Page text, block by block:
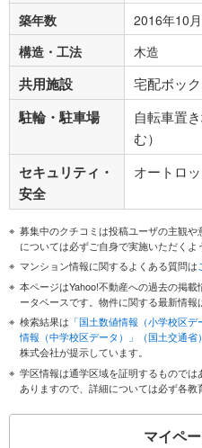
築年数
2016年10
構造・工法
木造
共用施設 宅配ボッ
駐輪・駐車場
自転車置
む）
セキュリティ・
安全
オートロ
募集中のクチコミは投稿ユーザの主観
については必ずご自身で実施いただくよ
マンション情報に関するよくある質問は
本ページはYahoo!不動産への過去の掲
ータベースです。物件に関する最新情報
検索結果は 「国土数値情報（小学校区デ
情報（中学校区データ）」（国土交通省）
株式会社が提示しています。
学区情報は通学区域を証明するもので
ありますので、詳細については必ず各教
マイペ